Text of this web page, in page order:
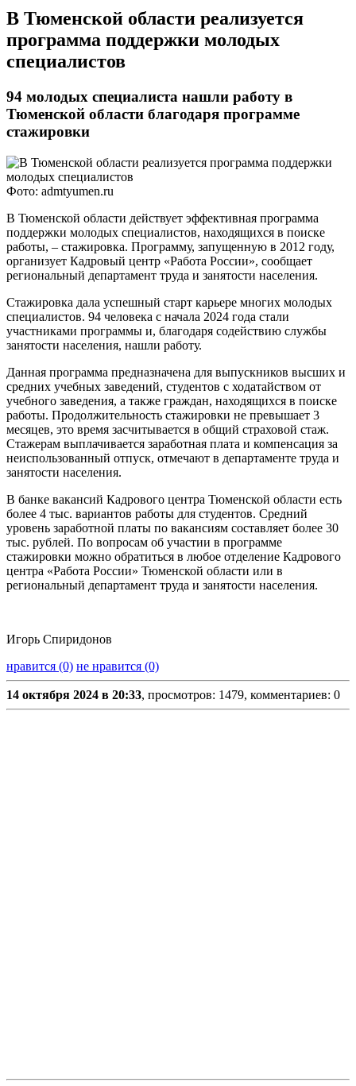
​В Тюменской области реализуется
программа поддержки молодых
специалистов
94 молодых специалиста нашли работу в
Тюменской области благодаря программе
стажировки
Фото: admtyumen.ru
В Тюменской области действует эффективная программа
поддержки молодых специалистов, находящихся в поиске
работы, – стажировка. Программу, запущенную в 2012 году,
организует Кадровый центр «Работа России», сообщает
региональный департамент труда и занятости населения.
Стажировка дала успешный старт карьере многих молодых
специалистов. 94 человека с начала 2024 года стали
участниками программы и, благодаря содействию службы
занятости населения, нашли работу.
Данная программа предназначена для выпускников высших и
средних учебных заведений, студентов с ходатайством от
учебного заведения, а также граждан, находящихся в поиске
работы. Продолжительность стажировки не превышает 3
месяцев, это время засчитывается в общий страховой стаж.
Стажерам выплачивается заработная плата и компенсация за
неиспользованный отпуск, отмечают в департаменте труда и
занятости населения.
В банке вакансий Кадрового центра Тюменской области есть
более 4 тыс. вариантов работы для студентов. Средний
уровень заработной платы по вакансиям составляет более 30
тыс. рублей. По вопросам об участии в программе
стажировки можно обратиться в любое отделение Кадрового
центра «Работа России» Тюменской области или в
региональный департамент труда и занятости населения.
Игорь Спиридонов
нравится (0) не нравится (0)
14 октября 2024 в 20:33, просмотров: 1479, комментариев: 0